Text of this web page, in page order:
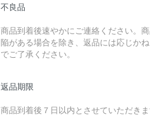
不良品
商品到着後速やかにご連絡ください。
陥がある場合を除き、返品には応じか
でご了承ください。
返品期限
商品到着後７日以内とさせていただきま